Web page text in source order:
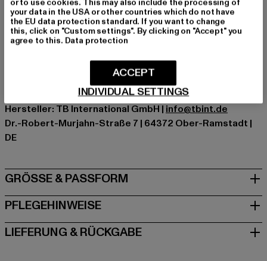
Marke: Urban Classics
Kat.: Longsleeves
Farbe: schwarz, camouflage
Materialzusammensetzung: 100% Baumwolle
Hersteller: TB International GmbH | info@tbint.de
Dr.-Robert-Murjahn-Straße 7 | 64372 Ober-Ramstadt |
DE
GRÖSSE & PASSFORM
PFLEGEHINWEISE
LIEFERUNG & RÜCKGABE
your data in the USA or other countries which do not have
the EU data protection standard. If you want to change
this, click on "Custom settings". By clicking on "Accept" you
agree to this. Data protection
INDIVIDUAL SETTINGS
ACCEPT